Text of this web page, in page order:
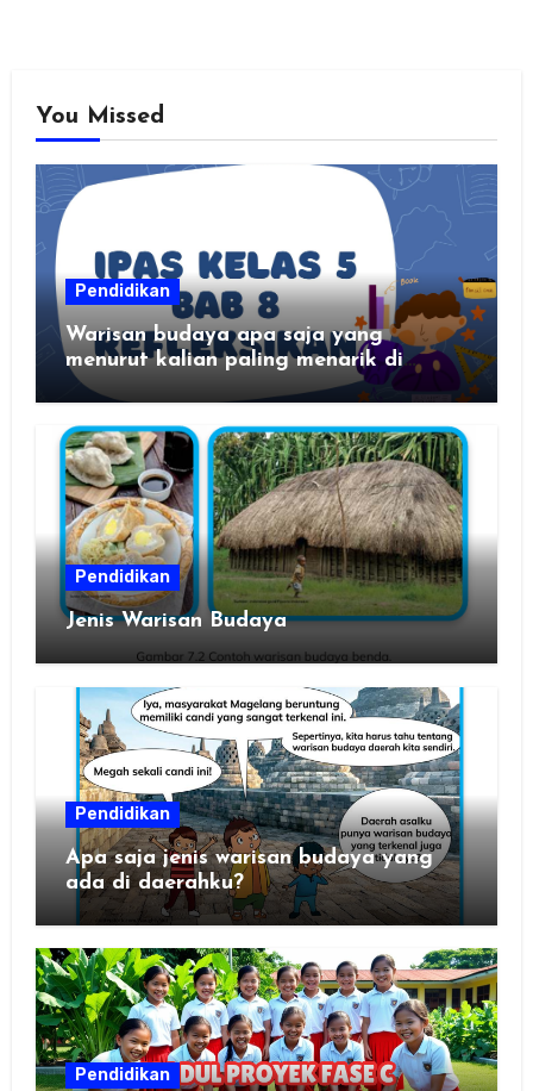
You Missed
Pendidikan
Warisan budaya apa saja yang
menurut kalian paling menarik di
Pendidikan
Jenis Warisan Budaya
Pendidikan
Apa saja jenis warisan budaya yang
ada di daerahku?
Pendidikan